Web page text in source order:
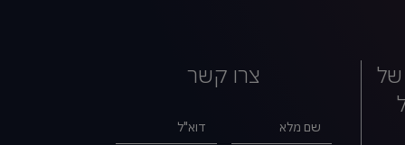
צרו קשר
שם מלא דוא"ל